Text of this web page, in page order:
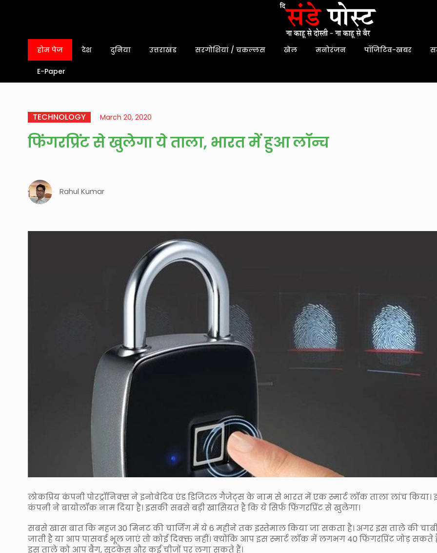
होम पेज देश दुनिया उत्तराखंड सरगोशियां / चकल्लस खेल मनोरंजन पॉजिटिव-खबर
E-Paper
TECHNOLOGY March 20, 2020
फिंगरप्रिंट से खुलेगा ये ताला, भारत में हुआ लॉन्च
Rahul Kumar
लोकप्रिय कंपनी पोरट्रॉनिक्स ने इनोवेटिव एंड डिजिटल गैजेट्स के नाम से भारत में एक स्मार्ट लॉक ताला लांच किया।
कंपनी ने बायोलॉक नाम दिया है। इसकी सबसे बड़ी खासियत है कि ये सिर्फ फिंगरप्रिंट से खुलेगा।
सबसे खास बात कि महज 30 मिनट की चार्जिंग में ये 6 महीने तक इस्तेमाल किया जा सकता है। अगर इस ताले की
जाती है या आप पासवर्ड भूल जाएं तो कोई दिक्क्त नहीं। क्योंकि आप इस स्मार्ट लॉक में लगभग 40 फिंगरप्रिंट जोड़ सकते
इस ताले को आप बैग, सूटकेस और कई चीजों पर लगा सकते हैं।